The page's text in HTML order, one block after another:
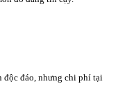
độc đáo, nhưng chi phí tại